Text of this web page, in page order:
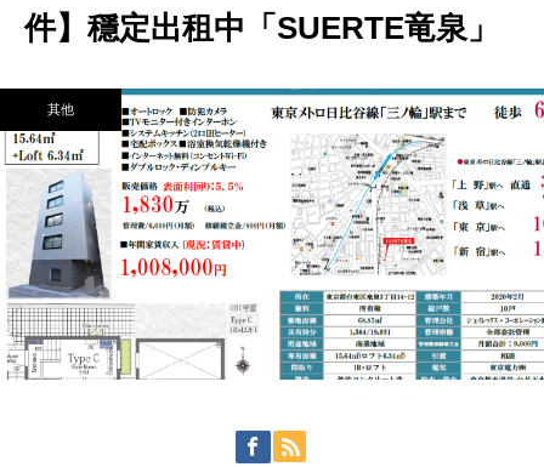
件】穩定出租中「SUERTE竜泉」
其他